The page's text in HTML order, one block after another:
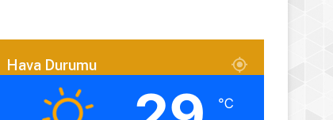
Hava Durumu
℃